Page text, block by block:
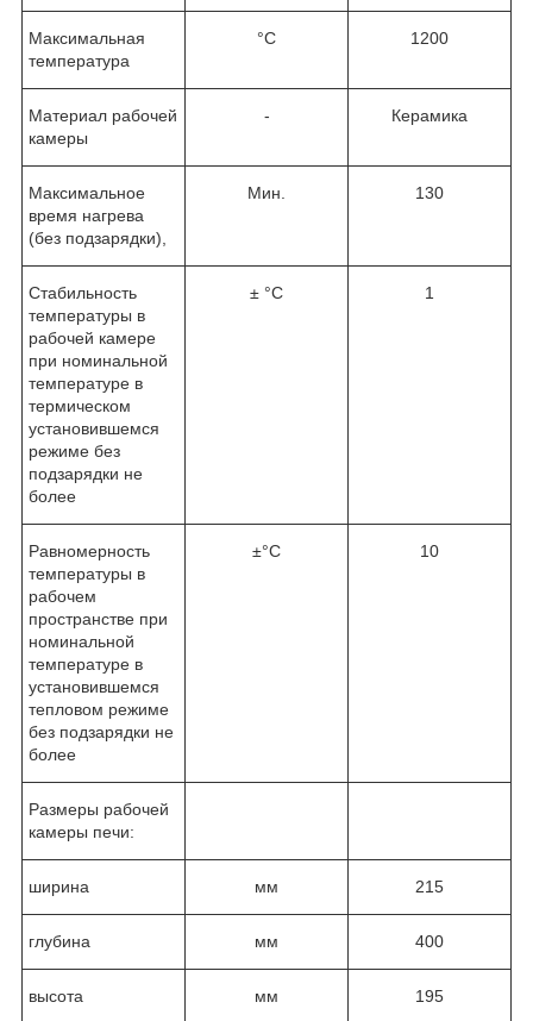
Максимальная
температура
°C 1200
Материал рабочей
камеры
- Керамика
Максимальное
время нагрева
(без подзарядки),
Мин. 130
Стабильность
температуры в
рабочей камере
при номинальной
температуре в
термическом
установившемся
режиме без
подзарядки не
более
± °C 1
Равномерность
температуры в
рабочем
пространстве при
номинальной
температуре в
установившемся
тепловом режиме
без подзарядки не
более
±°C 10
Размеры рабочей
камеры печи:
ширина мм 215
глубина мм 400
высота мм 195